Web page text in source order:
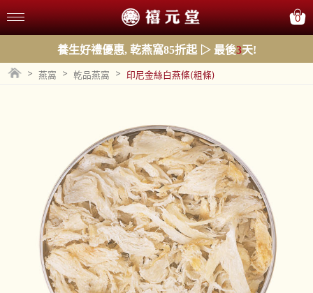
0
養生好禮優惠, 乾燕窩85折起 ▷ 最後3天!
> 燕窩 > 乾品燕窩 > 印尼金絲白燕條(粗條)